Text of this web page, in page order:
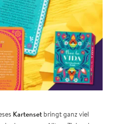
Kartenset bringt ganz viel